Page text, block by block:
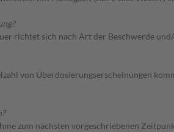
richtet sich nach Art der Beschwerde
von Überdosierungserscheinungen
zum nächsten vorgeschriebenen